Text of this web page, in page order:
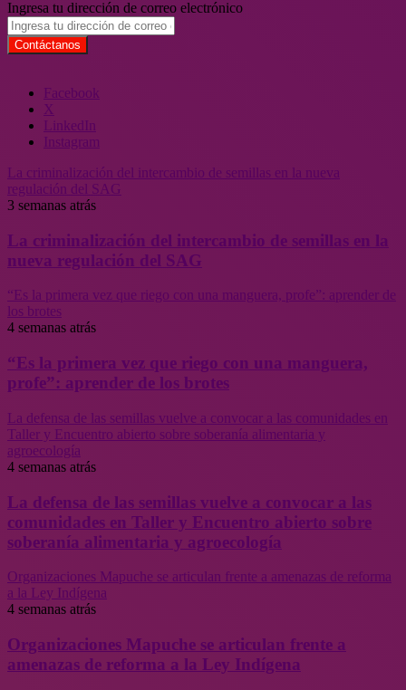
Ingresa tu dirección de correo electrónico
Facebook
X
LinkedIn
Instagram
La criminalización del intercambio de semillas en la nueva
regulación del SAG
3 semanas atrás
La criminalización del intercambio de semillas en la
nueva regulación del SAG
“Es la primera vez que riego con una manguera, profe”: aprender de
los brotes
4 semanas atrás
“Es la primera vez que riego con una manguera,
profe”: aprender de los brotes
La defensa de las semillas vuelve a convocar a las comunidades en
Taller y Encuentro abierto sobre soberanía alimentaria y
agroecología
4 semanas atrás
La defensa de las semillas vuelve a convocar a las
comunidades en Taller y Encuentro abierto sobre
soberanía alimentaria y agroecología
Organizaciones Mapuche se articulan frente a amenazas de reforma
a la Ley Indígena
4 semanas atrás
Organizaciones Mapuche se articulan frente a
amenazas de reforma a la Ley Indígena